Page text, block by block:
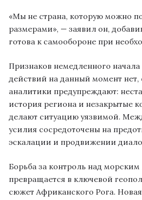
«Мы не страна, которую можно
размерами», — заявил он,
готова к самообороне при
Признаков немедленного начала
действий на данный момент нет,
аналитики предупреждают:
история региона и незакрытые
делают ситуацию уязвимой.
усилия сосредоточены на
эскалации и продвижении
Борьба за контроль над
превращается в ключевой
сюжет Африканского Рога.